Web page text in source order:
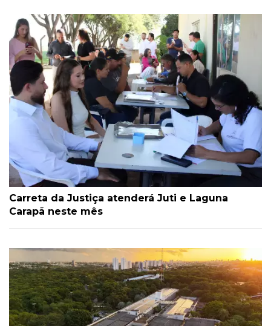
Carreta da Justiça atenderá Juti e Laguna
Carapã neste mês